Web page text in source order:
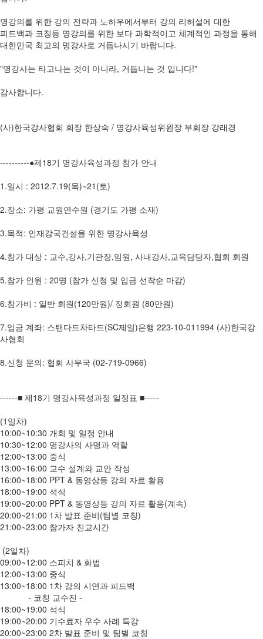
명강의를 위한 강의 전략과 노하우에서부터 강의 리허설에 대한
피드백과 코칭등 명강의를 위한 보다 과학적이고 체계적인 과정을 통해
대한민국 최고의 명강사로 거듭나시기 바랍니다.
"명강사는 타고나는 것이 아니라, 거듭나는 것 입니다!"
감사합니다.
(사)한국강사협회 회장 한상숙 / 명강사육성위원장 부회장 강래경
----------●제18기 명강사육성과정 참가 안내
1.일시 : 2012.7.19(목)~21(토)
2.장소: 가평 교원연수원 (경기도 가평 소재)
3.목적: 인재강국건설을 위한 명강사육성
4.참가 대상 : 교수,강사,기관장,임원, 사내강사,교육담당자,협회 회원
5.참가 인원 : 20명 (참가 신청 및 입금 선착순 마감)
6.참가비 : 일반 회원(120만원)/ 정회원 (80만원)
7.입금 계좌: 스탠다드차타드(SC제일)은행 223-10-011994 (사)한국강
사협회
8.신청 문의: 협회 사무국 (02-719-0966)
------■ 제18기 명강사육성과정 일정표 ■-----
(1일차)
10:00~10:30 개회 및 일정 안내
10:30~12:00 명강사의 사명과 역할
12:00~13:00 중식
13:00~16:00 교수 설계와 교안 작성
16:00~18:00 PPT & 동영상등 강의 자료 활용
18:00~19:00 석식
19:00~20:00 PPT & 동영상등 강의 자료 활용(계속)
20:00~21:00 1차 발표 준비(팀별 코칭)
21:00~23:00 참가자 친교시간
(2일차)
09:00~12:00 스피치 & 화법
12:00~13:00 중식
13:00~18:00 1차 강의 시연과 피드백
- 코칭 교수진 -
18:00~19:00 석식
19:00~20:00 기수료자 우수 사례 특강
20:00~23:00 2차 발표 준비 및 팀별 코칭